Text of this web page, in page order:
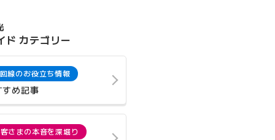
ド カテゴリー
線のお役立ち情報
すめ記事
さまの本音を深堀り